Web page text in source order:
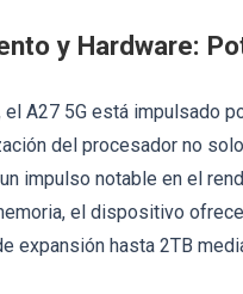
y Hardware:
el A27 5G está impulsado
del procesador no
impulso notable en el
el dispositivo
expansión hasta 2TB